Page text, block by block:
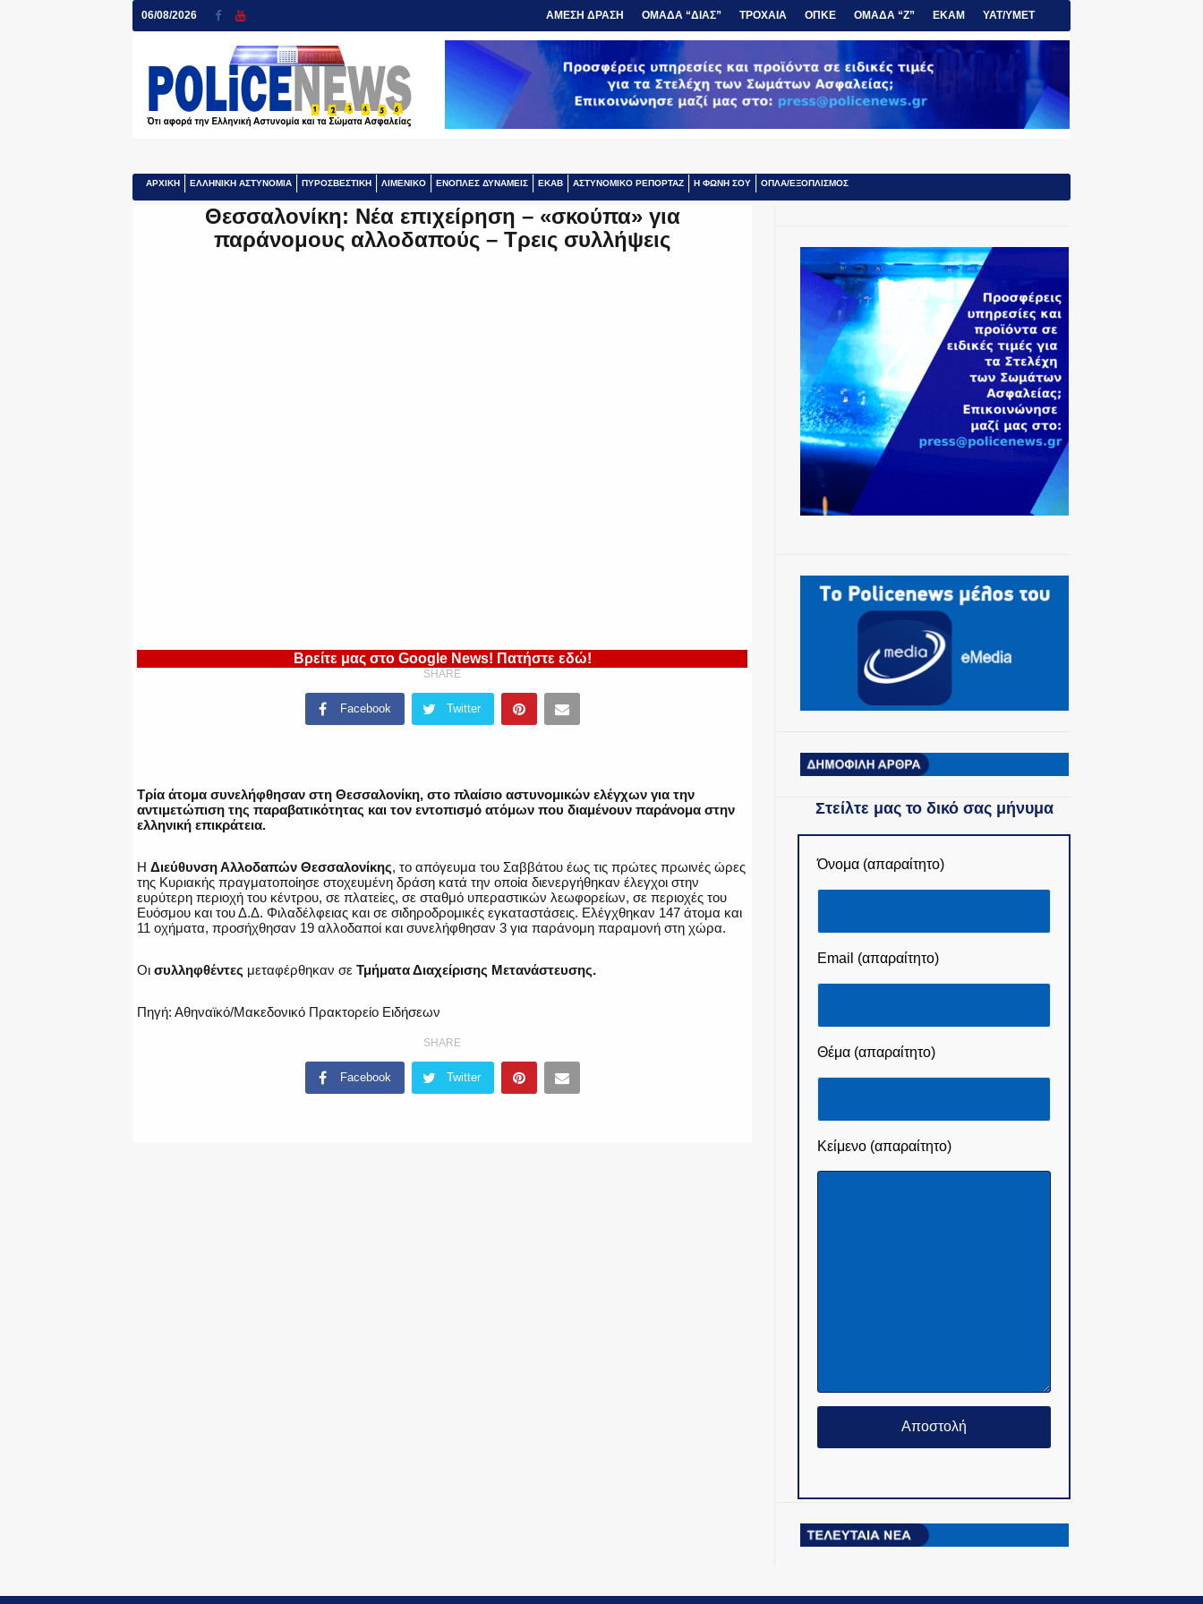
06/08/2026 ΑΜΕΣΗ ΔΡΑΣΗ ΟΜΑΔΑ “ΔΙΑΣ” ΤΡΟΧΑΙΑ ΟΠΚΕ ΟΜΑΔΑ “Ζ” ΕΚΑΜ ΥΑΤ/ΥΜΕΤ
ΑΡΧΙΚΗ ΕΛΛΗΝΙΚΗ ΑΣΤΥΝΟΜΙΑ ΠΥΡΟΣΒΕΣΤΙΚΗ ΛΙΜΕΝΙΚΟ ΕΝΟΠΛΕΣ ΔΥΝΑΜΕΙΣ ΕΚΑΒ ΑΣΤΥΝΟΜΙΚΟ ΡΕΠΟΡΤΑΖ Η ΦΩΝΗ ΣΟΥ ΟΠΛΑ/ΕΞΟΠΛΙΣΜΟΣ
Θεσσαλονίκη: Νέα επιχείρηση – «σκούπα» για
παράνομους αλλοδαπούς – Τρεις συλλήψεις
Βρείτε μας στο Google News! Πατήστε εδώ!
SHARE
Facebook Twitter
Τρία άτομα συνελήφθησαν στη Θεσσαλονίκη, στο πλαίσιο αστυνομικών ελέγχων για την
αντιμετώπιση της παραβατικότητας και τον εντοπισμό ατόμων που διαμένουν παράνομα στην
ελληνική επικράτεια.
Η Διεύθυνση Αλλοδαπών Θεσσαλονίκης, το απόγευμα του Σαββάτου έως τις πρώτες πρωινές ώρες
της Κυριακής πραγματοποίησε στοχευμένη δράση κατά την οποία διενεργήθηκαν έλεγχοι στην
ευρύτερη περιοχή του κέντρου, σε πλατείες, σε σταθμό υπεραστικών λεωφορείων, σε περιοχές του
Ευόσμου και του Δ.Δ. Φιλαδέλφειας και σε σιδηροδρομικές εγκαταστάσεις. Ελέγχθηκαν 147 άτομα και
11 οχήματα, προσήχθησαν 19 αλλοδαποί και συνελήφθησαν 3 για παράνομη παραμονή στη χώρα.
Οι συλληφθέντες μεταφέρθηκαν σε Τμήματα Διαχείρισης Μετανάστευσης.
Πηγή: Αθηναϊκό/Μακεδονικό Πρακτορείο Ειδήσεων
SHARE
Facebook Twitter
Στείλτε μας το δικό σας μήνυμα
Όνομα (απαραίτητο)
Email (απαραίτητο)
Θέμα (απαραίτητο)
Κείμενο (απαραίτητο)